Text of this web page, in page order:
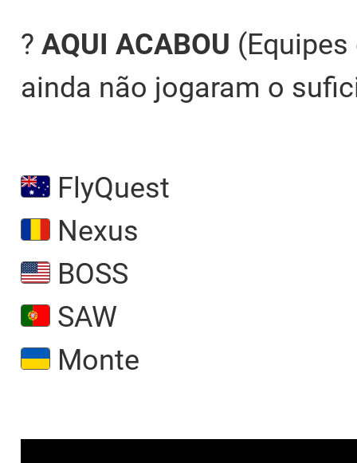
? AQUI ACABOU
ainda não jogaram o
FlyQuest
Nexus
BOSS
SAW
Monte